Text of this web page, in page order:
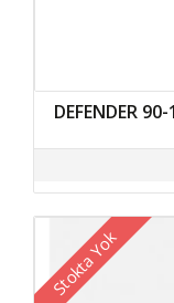
DEFENDER
Stokta Yok